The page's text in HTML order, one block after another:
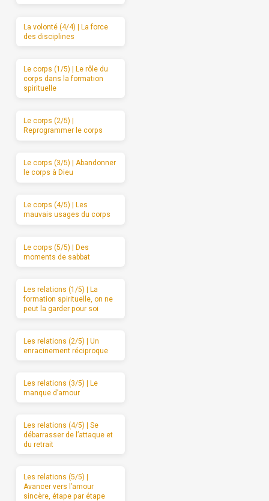
La volonté (4/4) | La force
des disciplines
Le corps (1/5) | Le rôle du
corps dans la formation
spirituelle
Le corps (2/5) |
Reprogrammer le corps
Le corps (3/5) | Abandonner
le corps à Dieu
Le corps (4/5) | Les
mauvais usages du corps
Le corps (5/5) | Des
moments de sabbat
Les relations (1/5) | La
formation spirituelle, on ne
peut la garder pour soi
Les relations (2/5) | Un
enracinement réciproque
Les relations (3/5) | Le
manque d’amour
Les relations (4/5) | Se
débarrasser de l’attaque et
du retrait
Les relations (5/5) |
Avancer vers l’amour
sincère, étape par étape